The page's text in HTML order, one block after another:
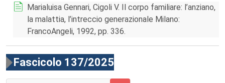
Marialuisa Gennari, Cigoli V. Il corpo familiare: l’anziano,
la malattia, l’intreccio generazionale Milano:
FrancoAngeli, 1992, pp. 336.
Fascicolo 137/2025